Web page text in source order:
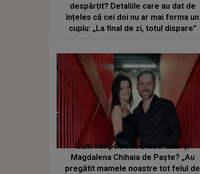
despărțit? Detaliile care au dat de
înțeles că cei doi nu ar mai forma un
cuplu: „La final de zi, totul dispare”
Cum vor petrece Dinu Maxer și
Magdalena Chihaia de Paște? „Au
pregătit mamele noastre tot felul de